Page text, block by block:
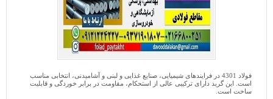
فولاد 4301 در فرایندهای شیمیایی، صنایع غذایی و لبنی و آشامیدنی، انتخابی مناسب
است. این گرید دارای ترکیبی عالی از استحکام، مقاومت در برابر خوردگی و قابلیت
ساخت است.